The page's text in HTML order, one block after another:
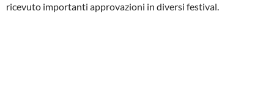
ricevuto importanti approvazioni in diversi festival.